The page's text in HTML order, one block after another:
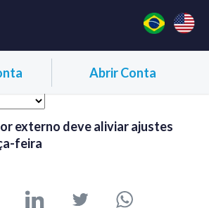
Abrir Conta
externo deve aliviar ajustes
feira